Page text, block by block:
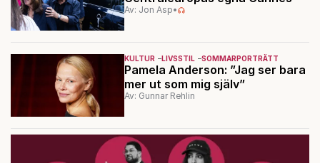
Av: Jon Asp•
KULTUR LIVSSTIL SOMMARPORTRÄTT
Pamela Anderson: ”Jag ser bara
mer ut som mig själv”
Av: Gunnar Rehlin